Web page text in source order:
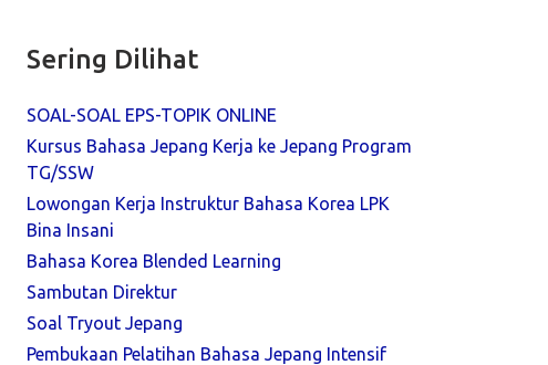
Sering Dilihat
SOAL-SOAL EPS-TOPIK ONLINE
Kursus Bahasa Jepang Kerja ke Jepang Program
TG/SSW
Lowongan Kerja Instruktur Bahasa Korea LPK
Bina Insani
Bahasa Korea Blended Learning
Sambutan Direktur
Soal Tryout Jepang
Pembukaan Pelatihan Bahasa Jepang Intensif